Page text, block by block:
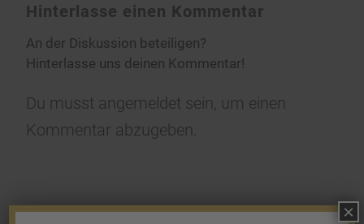
Hinterlasse einen Kommentar
An der Diskussion beteiligen?
Hinterlasse uns deinen Kommentar!
Du musst angemeldet sein, um einen
Kommentar abzugeben.
×